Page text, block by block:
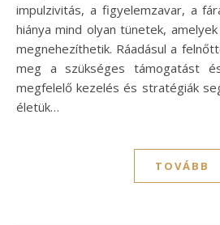
impulzivitás, a figyelemzavar, a
hiánya mind olyan tünetek,
megnehezíthetik. Ráadásul a
meg a szükséges támogatást
megfelelő kezelés és stratégiák
életük…
TOVÁBB